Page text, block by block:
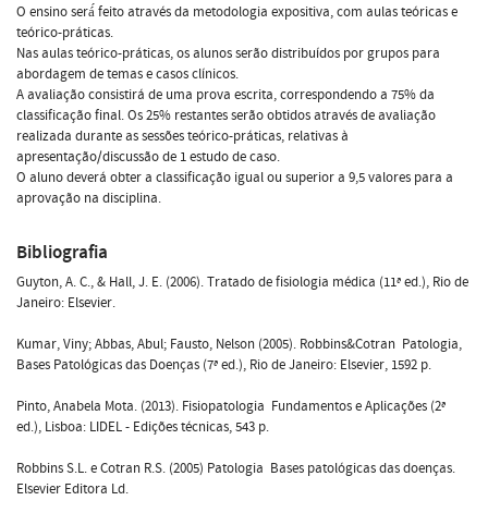
O ensino será́ feito através da metodologia expositiva, com aulas teóricas e
teórico-práticas.
Nas aulas teórico-práticas, os alunos serão distribuídos por grupos para
abordagem de temas e casos clínicos.
A avaliação consistirá de uma prova escrita, correspondendo a 75% da
classificação final. Os 25% restantes serão obtidos através de avaliação
realizada durante as sessões teórico-práticas, relativas à
apresentação/discussão de 1 estudo de caso.
O aluno deverá obter a classificação igual ou superior a 9,5 valores para a
aprovação na disciplina.
Bibliografia
Guyton, A. C., & Hall, J. E. (2006). Tratado de fisiologia médica (11ª ed.), Rio de
Janeiro: Elsevier.
Kumar, Viny; Abbas, Abul; Fausto, Nelson (2005). Robbins&Cotran  Patologia,
Bases Patológicas das Doenças (7ª ed.), Rio de Janeiro: Elsevier, 1592 p.
Pinto, Anabela Mota. (2013). Fisiopatologia  Fundamentos e Aplicações (2ª
ed.), Lisboa: LIDEL - Edições técnicas, 543 p.
Robbins S.L. e Cotran R.S. (2005) Patologia  Bases patológicas das doenças.
Elsevier Editora Ld.